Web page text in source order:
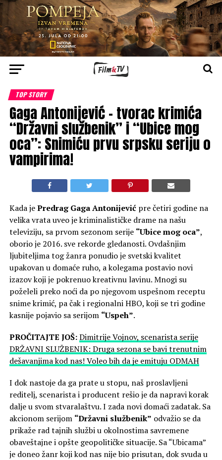
TOP STORY
Gaga Antonijević – tvorac krimića
“Državni službenik” i “Ubice mog
oca”: Snimiću prvu srpsku seriju o
vampirima!
Kada jePredrag Gaga Antonijevićpre četiri godine na
velika vrata uveo je kriminalističke drame na našu
televiziju, sa prvom sezonom serije “Ubice mog oca”,
oborio je 2016. sve rekorde gledanosti. Ovdašnjim
ljubiteljima tog žanra ponudio je svetski kvalitet
upakovan u domaće ruho, a kolegama postavio novi
izazov koji je pokrenuo kreativnu lavinu. Mnogi su
poželeli preko noći da po njegovom uspešnom receptu
snime krimić, pa čak i regionalni HBO, koji se tri godine
kasnije pojavio sa serijom “Uspeh”.
PROČITAJTE JOŠ:Dimitrije Vojnov, scenarista serije
DRŽAVNI SLUŽBENIK: Druga sezona se bavi trenutnim
dešavanjima kod nas! Voleo bih da je emituju ODMAH
I dok nastoje da ga prate u stopu, naš proslavljeni
reditelj, scenarista i producent rešio je da napravi korak
dalje u svom stvaralaštvu. I zada novi domaći zadatak. Sa
akcionom serijom “Državni službenik” odvažio se da
prikaže rad tajnih službi u okolnostima savremene
obaveštajne i opšte geopolitičke situacije. Sa “Ubicama”
je doneo žanr koji kod nas nije bio prisutan, dok svuda u